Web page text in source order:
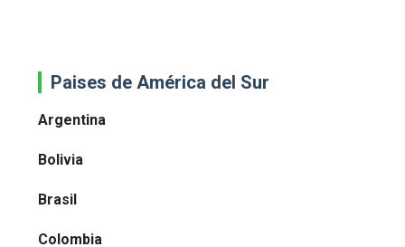
Paises de América del Sur
Argentina
Bolivia
Brasil
Colombia